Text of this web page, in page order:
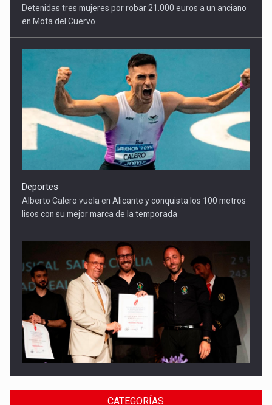
Deportes
Alberto Calero vuela en Alicante y conquista los 100 metros
Cultura
El Gobierno regional apoya el Certamen de Bandas de Mota